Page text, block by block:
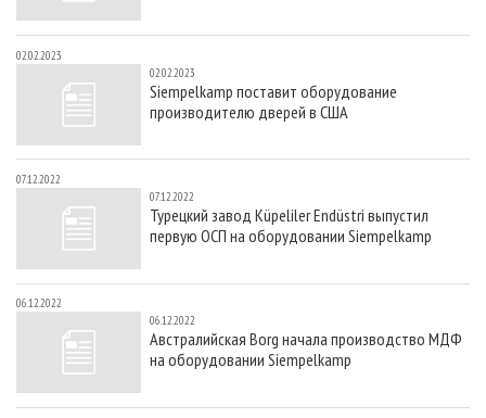
02.02.2023
02.02.2023
Siempelkamp поставит оборудование
производителю дверей в США
07.12.2022
07.12.2022
Турецкий завод Küpeliler Endüstri выпустил
первую ОСП на оборудовании Siempelkamp
06.12.2022
06.12.2022
Австралийская Borg начала производство МДФ
на оборудовании Siempelkamp